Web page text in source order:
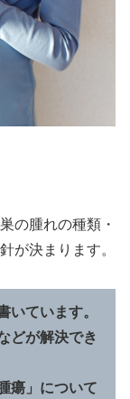
の腫れの種類・
が決まります。
いています。
どが解決でき
瘍」について